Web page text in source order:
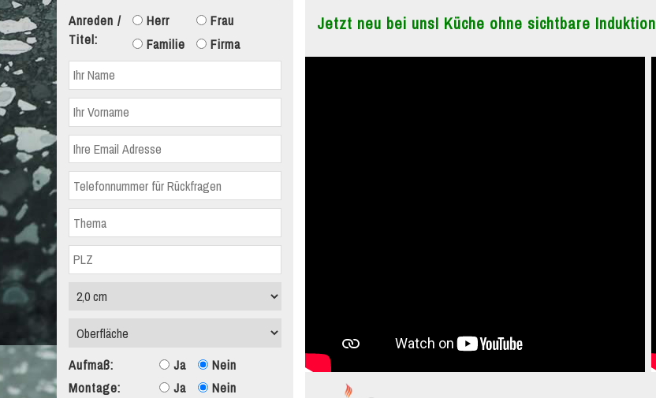
Jetzt neu bei uns! Küche ohne sichtbare Induktion
Anreden /
Titel:
Herr
Frau
Familie
Firma
Aufmaß: Ja
Nein
Montage:
Ja
Nein